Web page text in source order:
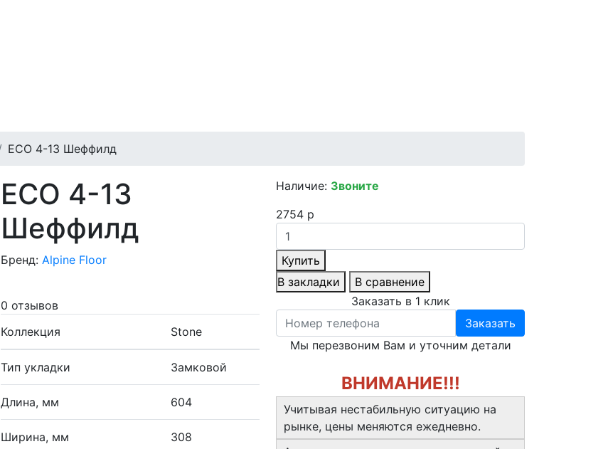
ECO 4-13 Шеффилд
ECO 4-13
Шеффилд
Бренд: Alpine Floor
0 отзывов
Коллекция
Stone
Тип укладки Замковой
Длина, мм 604
Ширина, мм 308
Наличие: Звоните
2754 р
Купить
В закладки
В сравнение
Заказать в 1 клик
Заказать
Мы перезвоним Вам и уточним детали
ВНИМАНИЕ!!!
Учитывая нестабильную ситуацию на
рынке, цены меняются ежедневно.